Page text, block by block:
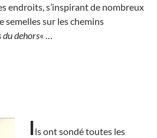
endroits, s’inspirant de nombreux
semelles sur les chemins
du dehors« …
Ils ont sondé toutes les